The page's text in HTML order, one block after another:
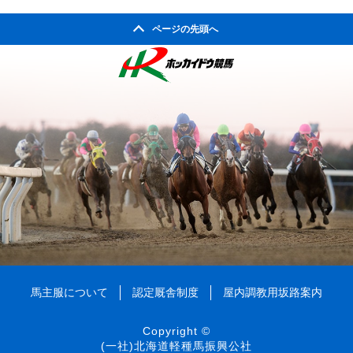
2010年01月
2009年03月
2008年01月
2007年02月
2007年01月
2006年03月
2006年02月
2006年01月
2005年08月
2005年07月
2005年04月
2005年03月
2005年02月
2005年01月
2004年06月
2004年05月
2004年04月
2004年03月
2004年02月
2004年01月
2003年07月
2003年06月
2003年05月
2003年04月
2003年01月
ページの先頭へ
馬主服について 認定厩舎制度 屋内調教用坂路案内
Copyright ©
(一社)北海道軽種馬振興公社